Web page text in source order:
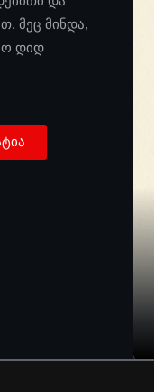
მეც მინდა,
დიდ